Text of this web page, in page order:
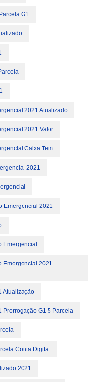
G1
2021 Atualizado
2021 Valor
Caixa Tem
2021
Emergencial 2021
Emergencial
Emergencial 2021
Atualização
Prorrogação G1 5 Parcela
Conta Digital
2021